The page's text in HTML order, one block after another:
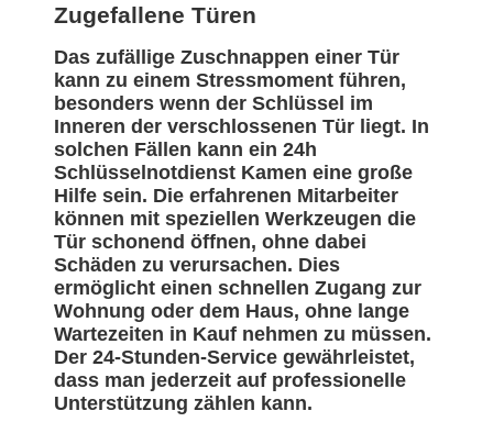
Zugefallene Türen
Das zufällige Zuschnappen einer Tür
kann zu einem Stressmoment führen,
besonders wenn der Schlüssel im
Inneren der verschlossenen Tür liegt. In
solchen Fällen kann ein 24h
Schlüsselnotdienst Kamen eine große
Hilfe sein. Die erfahrenen Mitarbeiter
können mit speziellen Werkzeugen die
Tür schonend öffnen, ohne dabei
Schäden zu verursachen. Dies
ermöglicht einen schnellen Zugang zur
Wohnung oder dem Haus, ohne lange
Wartezeiten in Kauf nehmen zu müssen.
Der 24-Stunden-Service gewährleistet,
dass man jederzeit auf professionelle
Unterstützung zählen kann.